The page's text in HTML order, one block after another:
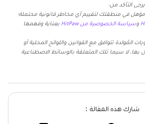
التأكد من:
في منطقتك لتقييم أي مخاطر قانونية محتملة؛
وسياسة الخصوصية من HitPaw
بعناية وفهمها
المُولدة تتوافق مع القوانين واللوائح المحلية أو
بها، لا سيما تلك المتعلقة بالوسائط الاصطناعية
شارك هذه المقالة：